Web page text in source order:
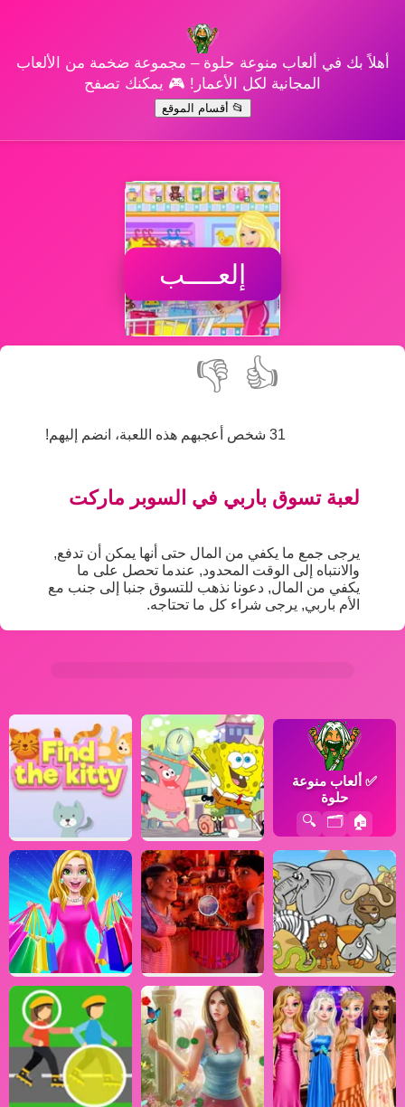
أهلاً بك في ألعاب منوعة حلوة – مجموعة ضخمة من الألعاب
المجانية لكل الأعمار! 🎮 يمكنك تصفح
📂 أقسام الموقع
إلعــــب
👍
👎
31 شخص أعجبهم هذه اللعبة، انضم إليهم!
لعبة تسوق باربي في السوبر ماركت
يرجى جمع ما يكفي من المال حتى أنها يمكن أن تدفع,
والانتباه إلى الوقت المحدود, عندما تحصل على ما
يكفي من المال, دعونا نذهب للتسوق جنبا إلى جنب مع
الأم باربي, يرجى شراء كل ما تحتاجه.
✅ ألعاب منوعة
حلوة
🏠
🗂️
🔍